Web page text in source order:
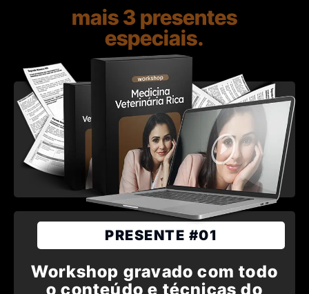
mais 3 presentes
especiais.
PRESENTE #01
Workshop gravado com todo
o conteúdo e técnicas do